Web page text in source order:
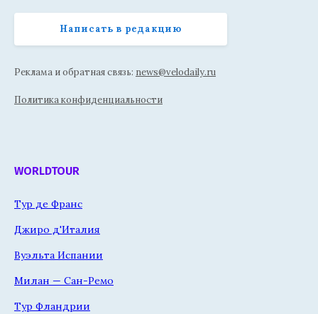
Написать в редакцию
Реклама и обратная связь: news@velodaily.ru
Политика конфиденциальности
WORLDTOUR
Тур де Франс
Джиро д'Италия
Вуэльта Испании
Милан — Сан-Ремо
Тур Фландрии